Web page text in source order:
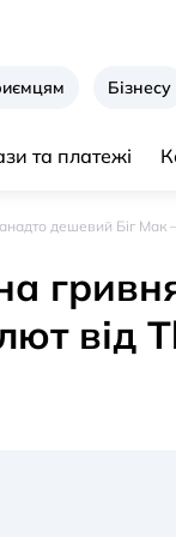
Бізнесу
та платежі
дешевий Біг Мак
від